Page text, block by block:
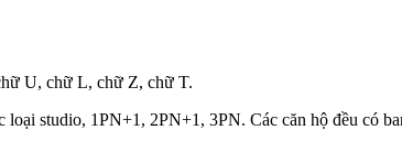
U, chữ L, chữ Z, chữ T.
studio, 1PN+1, 2PN+1, 3PN. Các căn hộ đều có